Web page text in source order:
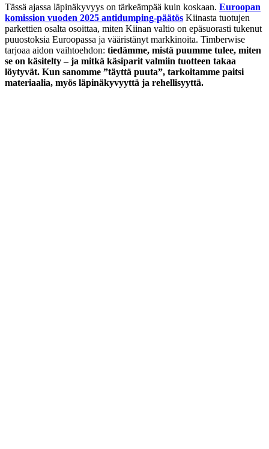
Tässä ajassa läpinäkyvyys on tärkeämpää kuin koskaan. Euroopan
komission vuoden 2025 antidumping-päätös Kiinasta tuotujen
parkettien osalta osoittaa, miten Kiinan valtio on epäsuorasti tukenut
puuostoksia Euroopassa ja vääristänyt markkinoita. Timberwise
tarjoaa aidon vaihtoehdon: tiedämme, mistä puumme tulee, miten
se on käsitelty – ja mitkä käsiparit valmiin tuotteen takaa
löytyvät. Kun sanomme ”täyttä puuta”, tarkoitamme paitsi
materiaalia, myös läpinäkyvyyttä ja rehellisyyttä.